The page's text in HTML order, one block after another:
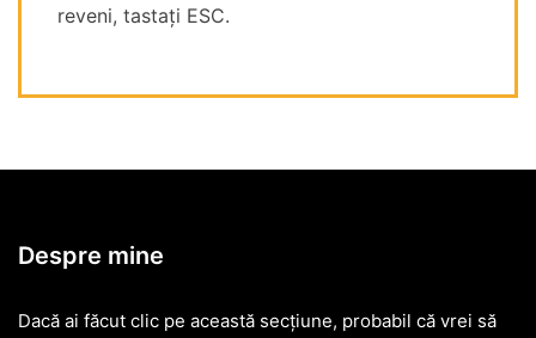
reveni, tastați ESC.
Despre mine
Dacă ai făcut clic pe această secțiune, probabil că vrei să